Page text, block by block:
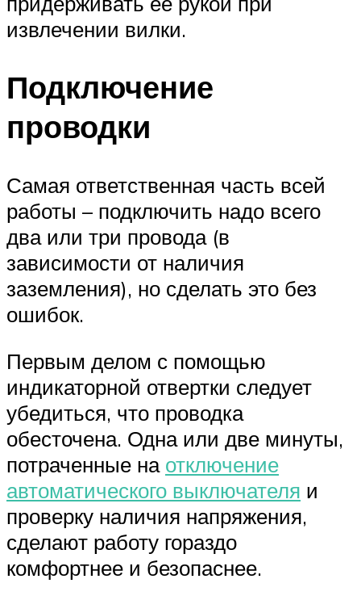
извлечении вилки.
Подключение
проводки
Самая ответственная часть всей
работы – подключить надо всего
два или три провода (в
зависимости от наличия
заземления), но сделать это без
ошибок.
Первым делом с помощью
индикаторной отвертки следует
убедиться, что проводка
обесточена. Одна или две минуты,
потраченные на отключение
автоматического выключателя и
проверку наличия напряжения,
сделают работу гораздо
комфортнее и безопаснее.